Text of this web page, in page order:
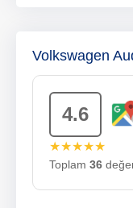
Volkswagen
4.6
★★★★★
Toplam 36